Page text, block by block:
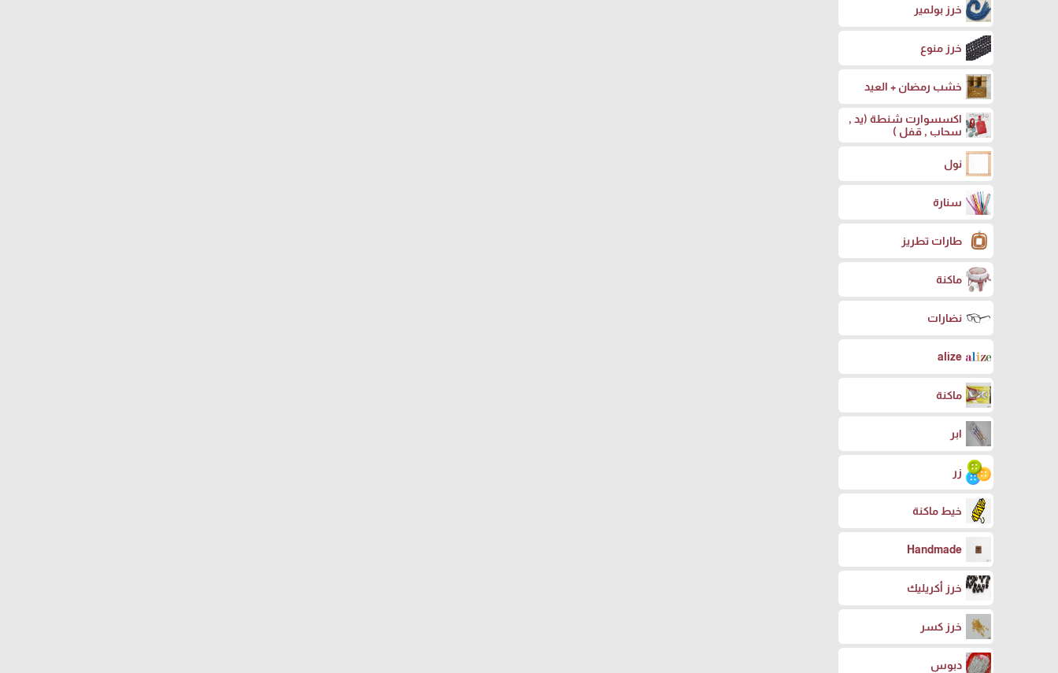
خرز بولمير
خرز منوع
خشب رمضان + العيد
اكسسوارت شنطة (يد ,
سحاب , قفل )
نول
سنارة
طارات تطريز
ماكنة
نضارات
alize
ماكنة
ابر
زر
خيط ماكنة
Handmade
خرز أكريليك
خرز كسر
دبوس